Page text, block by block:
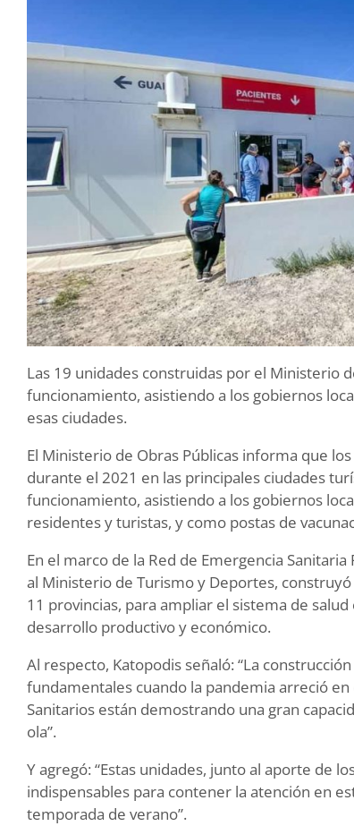
Las 19 unidades construidas por el Ministerio
funcionamiento, asistiendo a los gobiernos
esas ciudades.
El Ministerio de Obras Públicas informa que
durante el 2021 en las principales ciudades
funcionamiento, asistiendo a los gobiernos
residentes y turistas, y como postas de
En el marco de la Red de Emergencia
al Ministerio de Turismo y Deportes,
11 provincias, para ampliar el sistema de
desarrollo productivo y económico.
Al respecto, Katopodis señaló: “La
fundamentales cuando la pandemia arreció
Sanitarios están demostrando una gran
ola”.
Y agregó: “Estas unidades, junto al aporte de
indispensables para contener la atención en
temporada de verano”.